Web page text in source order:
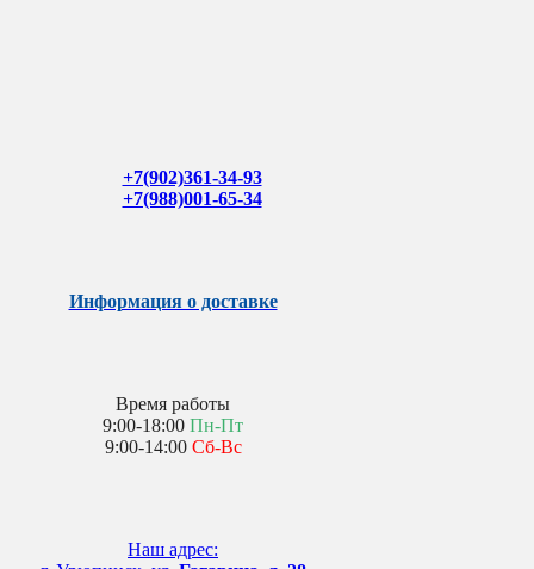
+7(902)361-34-93
+7(988)001-65-34
Информация о доставке
Время работы
9:00-18:00 Пн-Пт
9:00-14:00 Сб-Вс
Наш адрес: